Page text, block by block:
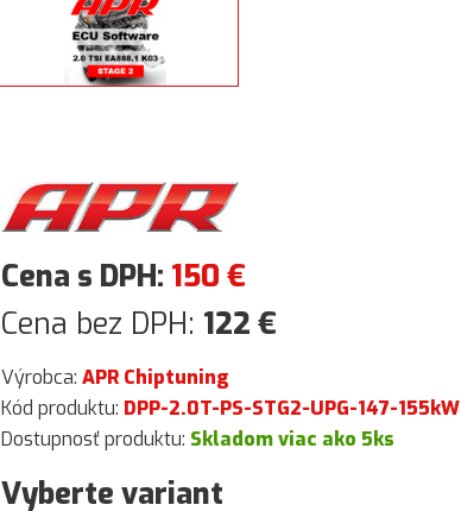
Cena s DPH: 150€
Cena bez DPH: 122€
Výrobca:APR Chiptuning
Kód produktu: DPP-2.0T-PS-STG2-UPG-147-155kW
Dostupnosť produktu: Skladom viac ako 5ks
Vyberte variant